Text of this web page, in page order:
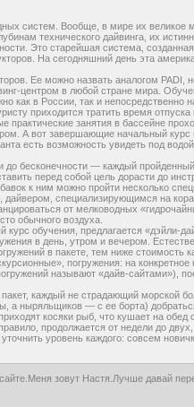
систем. Вообще, в мире их великое
технического дайвинга, их
Это старейшая система,
На сегодняшний день эта
Ее можно назвать аналогом
центром в любой стране мира.
как в России, так и
приходится тратить время
практические занятия в бассейне
А вот завершающие начальный курс
есть возможность увидеть под
до бесконечности — каждый
перед собой цель дорасти до
к ним можно пройти несколько
специализирующимся на
от мелководных
обычного воздуха.
обучения, предлагается «дэйли-
в день, утром и вечером.
в пакете, тем ниже стоимость
погружения: на
называют «дайв-сайтами»),
каждый не страдающий морской
а ныряльщиков — с ее борта)
косяки рыб, что кушает на
продолжается от недели до
уровень каждого: совсем
зовут Настя.Лучше давай